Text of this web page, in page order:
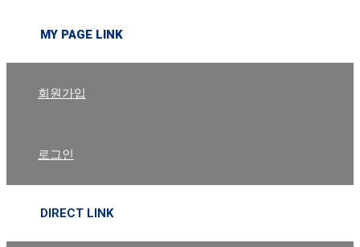
MY PAGE LINK
회원가입
로그인
DIRECT LINK